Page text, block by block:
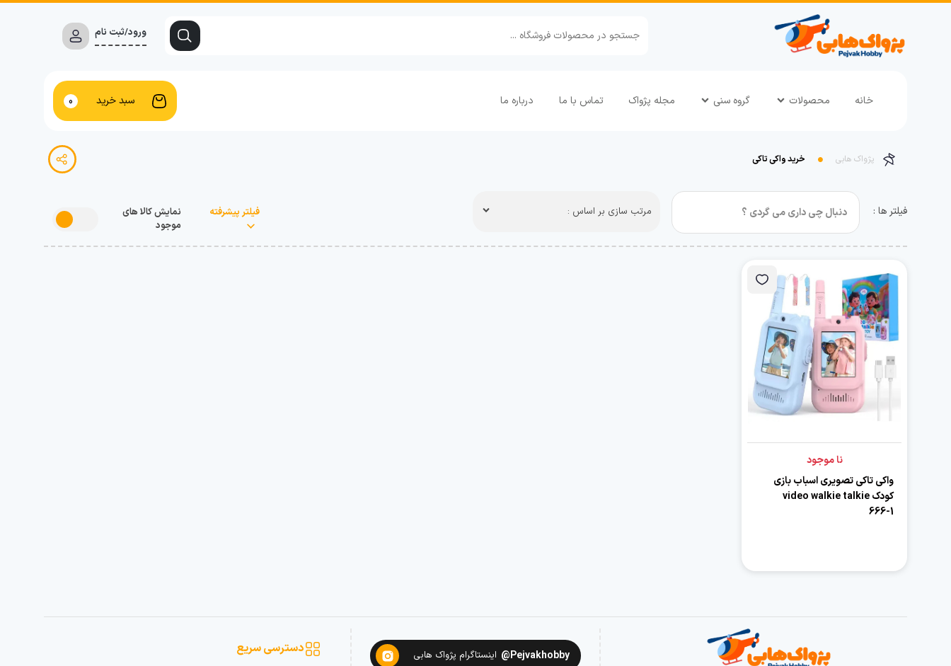
ورود/ثبت نام
خانه محصولات گروه سنی مجله پژواک تماس با ما درباره ما سبد خرید 0
پژواک هابی خرید واکی تاکی
فیلتر ها : مرتب سازی بر اساس : فیلتر پیشرفته
نمایش کالا های
موجود
نا موجود
واکی تاکی تصویری اسباب بازی
کودک video walkie talkie
666-1
Pejvakhobby@ اینستاگرام پژواک هابی دسترسی سریع